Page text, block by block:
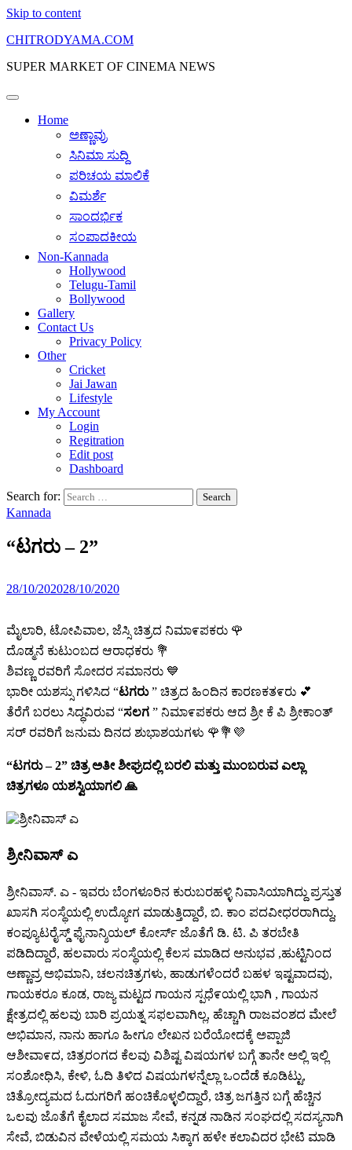
Skip to content
CHITRODYAMA.COM
SUPER MARKET OF CINEMA NEWS
Home
ಅಣ್ಣಾವ್ರು
ಸಿನಿಮಾ ಸುದ್ದಿ
ಪರಿಚಯ ಮಾಲಿಕೆ
ವಿಮರ್ಶೆ
ಸಾಂದರ್ಭಿಕ
ಸಂಪಾದಕೀಯ
Non-Kannada
Hollywood
Telugu-Tamil
Bollywood
Gallery
Contact Us
Privacy Policy
Other
Cricket
Jai Jawan
Lifestyle
My Account
Login
Regitration
Edit post
Dashboard
Search for:
Kannada
“ಟಗರು – 2”
28/10/202028/10/2020
ಮೈಲಾರಿ, ಟೋಪಿವಾಲ, ಜೆಸ್ಸಿ ಚಿತ್ರದ ನಿಮಾ೯ಪಕರು 🌹
ದೊಡ್ಮನೆ ಕುಟುಂಬದ ಆರಾಧಕರು 💐
ಶಿವಣ್ಣ ರವರಿಗೆ ಸೋದರ ಸಮಾನರು 💙
ಭಾರೀ ಯಶಸ್ಸು ಗಳಿಸಿದ “ಟಗರು” ಚಿತ್ರದ ಹಿಂದಿನ ಕಾರಣಕತ೯ರು 💕
ತೆರೆಗೆ ಬರಲು ಸಿದ್ಧವಿರುವ “ಸಲಗ ” ನಿಮಾ೯ಪಕರು ಆದ ಶ್ರೀ ಕೆ ಪಿ ಶ್ರೀಕಾಂತ್
ಸರ್ ರವರಿಗೆ ಜನುಮ ದಿನದ ಶುಭಾಶಯಗಳು 🌹💐💜
“ಟಗರು – 2” ಚಿತ್ರ ಅತೀ ಶೀಘ್ರದಲ್ಲಿ ಬರಲಿ ಮತ್ತು ಮುಂಬರುವ ಎಲ್ಲಾ
ಚಿತ್ರಗಳೂ ಯಶಸ್ವಿಯಾಗಲಿ 🙏
ಶ್ರೀನಿವಾಸ್ ಎ
ಶ್ರೀನಿವಾಸ್. ಎ - ಇವರು ಬೆಂಗಳೂರಿನ ಕುರುಬರಹಳ್ಳಿ ನಿವಾಸಿಯಾಗಿದ್ದು ಪ್ರಸ್ತುತ
ಖಾಸಗಿ ಸಂಸ್ಥೆಯಲ್ಲಿ ಉದ್ಯೋಗ ಮಾಡುತ್ತಿದ್ದಾರೆ, ಬಿ. ಕಾಂ ಪದವೀಧರರಾಗಿದ್ದು,
ಕಂಪ್ಯೂಟರೈಸ್ಡ್ ಫೈನಾನ್ಶಿಯಲ್ ಕೋರ್ಸ್ ಜೊತೆಗೆ ಡಿ. ಟಿ. ಪಿ ತರಬೇತಿ
ಪಡಿದಿದ್ದಾರೆ, ಹಲವಾರು ಸಂಸ್ಥೆಯಲ್ಲಿ ಕೆಲಸ ಮಾಡಿದ ಅನುಭವ ,ಹುಟ್ಟಿನಿಂದ
ಅಣ್ಣಾವ್ರ ಅಭಿಮಾನಿ, ಚಲನಚಿತ್ರಗಳು, ಹಾಡುಗಳೆಂದರೆ ಬಹಳ ಇಷ್ಟವಾದವು,
ಗಾಯಕರೂ ಕೂಡ, ರಾಜ್ಯ ಮಟ್ಟದ ಗಾಯನ ಸ್ಪಧೆ೯ಯಲ್ಲಿ ಭಾಗಿ , ಗಾಯನ
ಕ್ಷೇತ್ರದಲ್ಲಿ ಹಲವು ಬಾರಿ ಪ್ರಯತ್ನ ಸಫಲವಾಗಿಲ್ಲ, ಹೆಚ್ಚಾಗಿ ರಾಜವಂಶದ ಮೇಲೆ
ಅಭಿಮಾನ, ನಾನು ಹಾಗೂ ಹೀಗೂ ಲೇಖನ ಬರೆಯೋದಕ್ಕೆ ಅಪ್ಪಾಜಿ
ಆಶೀವಾ೯ದ, ಚಿತ್ರರಂಗದ ಕೆಲವು ವಿಶಿಷ್ಟ ವಿಷಯಗಳ ಬಗ್ಗೆ ತಾನೇ ಅಲ್ಲಿ ಇಲ್ಲಿ
ಸಂಶೋಧಿಸಿ, ಕೇಳಿ, ಓದಿ ತಿಳಿದ ವಿಷಯಗಳನ್ನೆಲ್ಲಾ ಒಂದೆಡೆ ಕೂಡಿಟ್ಟು,
ಚಿತ್ರೋದ್ಯಮದ ಓದುಗರಿಗೆ ಹಂಚಿಕೊಳ್ಳಲಿದ್ದಾರೆ, ಚಿತ್ರ ಜಗತ್ತಿನ ಬಗ್ಗೆ ಹೆಚ್ಚಿನ
ಒಲವು ಜೊತೆಗೆ ಕೈಲಾದ ಸಮಾಜ ಸೇವೆ, ಕನ್ನಡ ನಾಡಿನ ಸಂಘದಲ್ಲಿ ಸದಸ್ಯನಾಗಿ
ಸೇವೆ, ಬಿಡುವಿನ ವೇಳೆಯಲ್ಲಿ ಸಮಯ ಸಿಕ್ಕಾಗ ಹಳೇ ಕಲಾವಿದರ ಭೇಟಿ ಮಾಡಿ